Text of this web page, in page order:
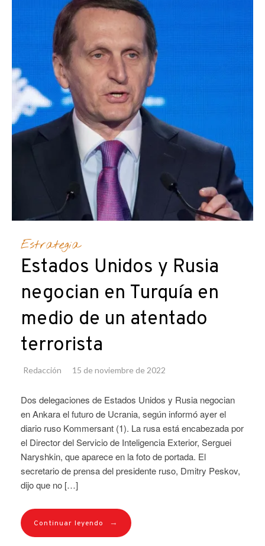
Estrategia
Estados Unidos y Rusia
negocian en Turquía en
medio de un atentado
terrorista
Redacción 15 de noviembre de 2022
Dos delegaciones de Estados Unidos y Rusia negocian
en Ankara el futuro de Ucrania, según informó ayer el
diario ruso Kommersant (1). La rusa está encabezada por
el Director del Servicio de Inteligencia Exterior, Serguei
Naryshkin, que aparece en la foto de portada. El
secretario de prensa del presidente ruso, Dmitry Peskov,
dijo que no […]
Continuar leyendo →